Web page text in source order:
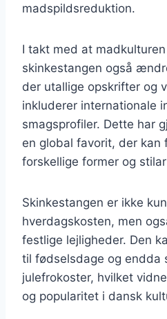
madspildsreduktion.
I takt med at
skinkestangen også
der utallige opskrifter og
inkluderer internationale
smagsprofiler. Dette har
en global favorit, der kan
forskellige former og
Skinkestangen er ikke
hverdagskosten, men
festlige lejligheder. Den
til fødselsdage og endda
julefrokoster, hvilket
og popularitet i dansk